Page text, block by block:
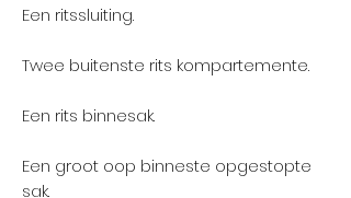
Een ritssluiting.
Twee buitenste rits kompartemente.
Een rits binnesak.
Een groot oop binneste opgestopte
sak.